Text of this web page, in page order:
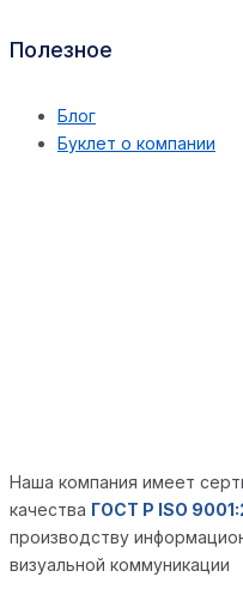
Полезное
Блог
Буклет о компании
Наша компания имеет
качества ГОСТ Р ISO
производству
визуальной коммуникации